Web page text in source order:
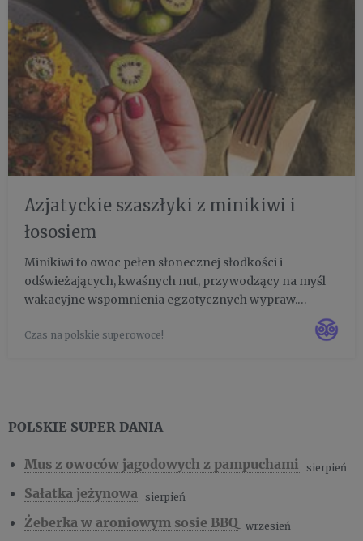
Azjatyckie szaszłyki z minikiwi i
łososiem
Minikiwi to owoc pełen słonecznej słodkości i
odświeżających, kwaśnych nut, przywodzący na myśl
wakacyjne wspomnienia egzotycznych wypraw.
Dlatego stał się dla nas inspiracją do tego, by połączyć
go na talerzu z produktami o azjatyckich korzeniach.
Czas na polskie superowoce!
POLSKIE SUPER DANIA
Mus z owoców jagodowych z pampuchami sierpień
Sałatka jeżynowa sierpień
Żeberka w aroniowym sosie BBQ wrzesień